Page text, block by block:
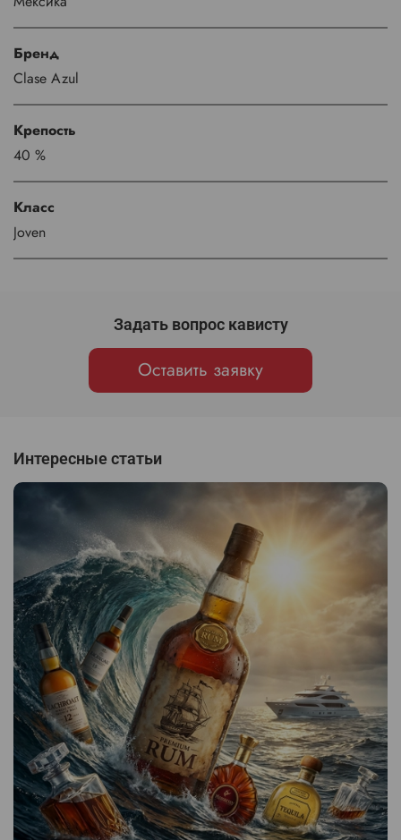
Бренд
Clase Azul
Крепость
40 %
Класс
Joven
Задать вопрос кависту
Оставить заявку
Интересные статьи